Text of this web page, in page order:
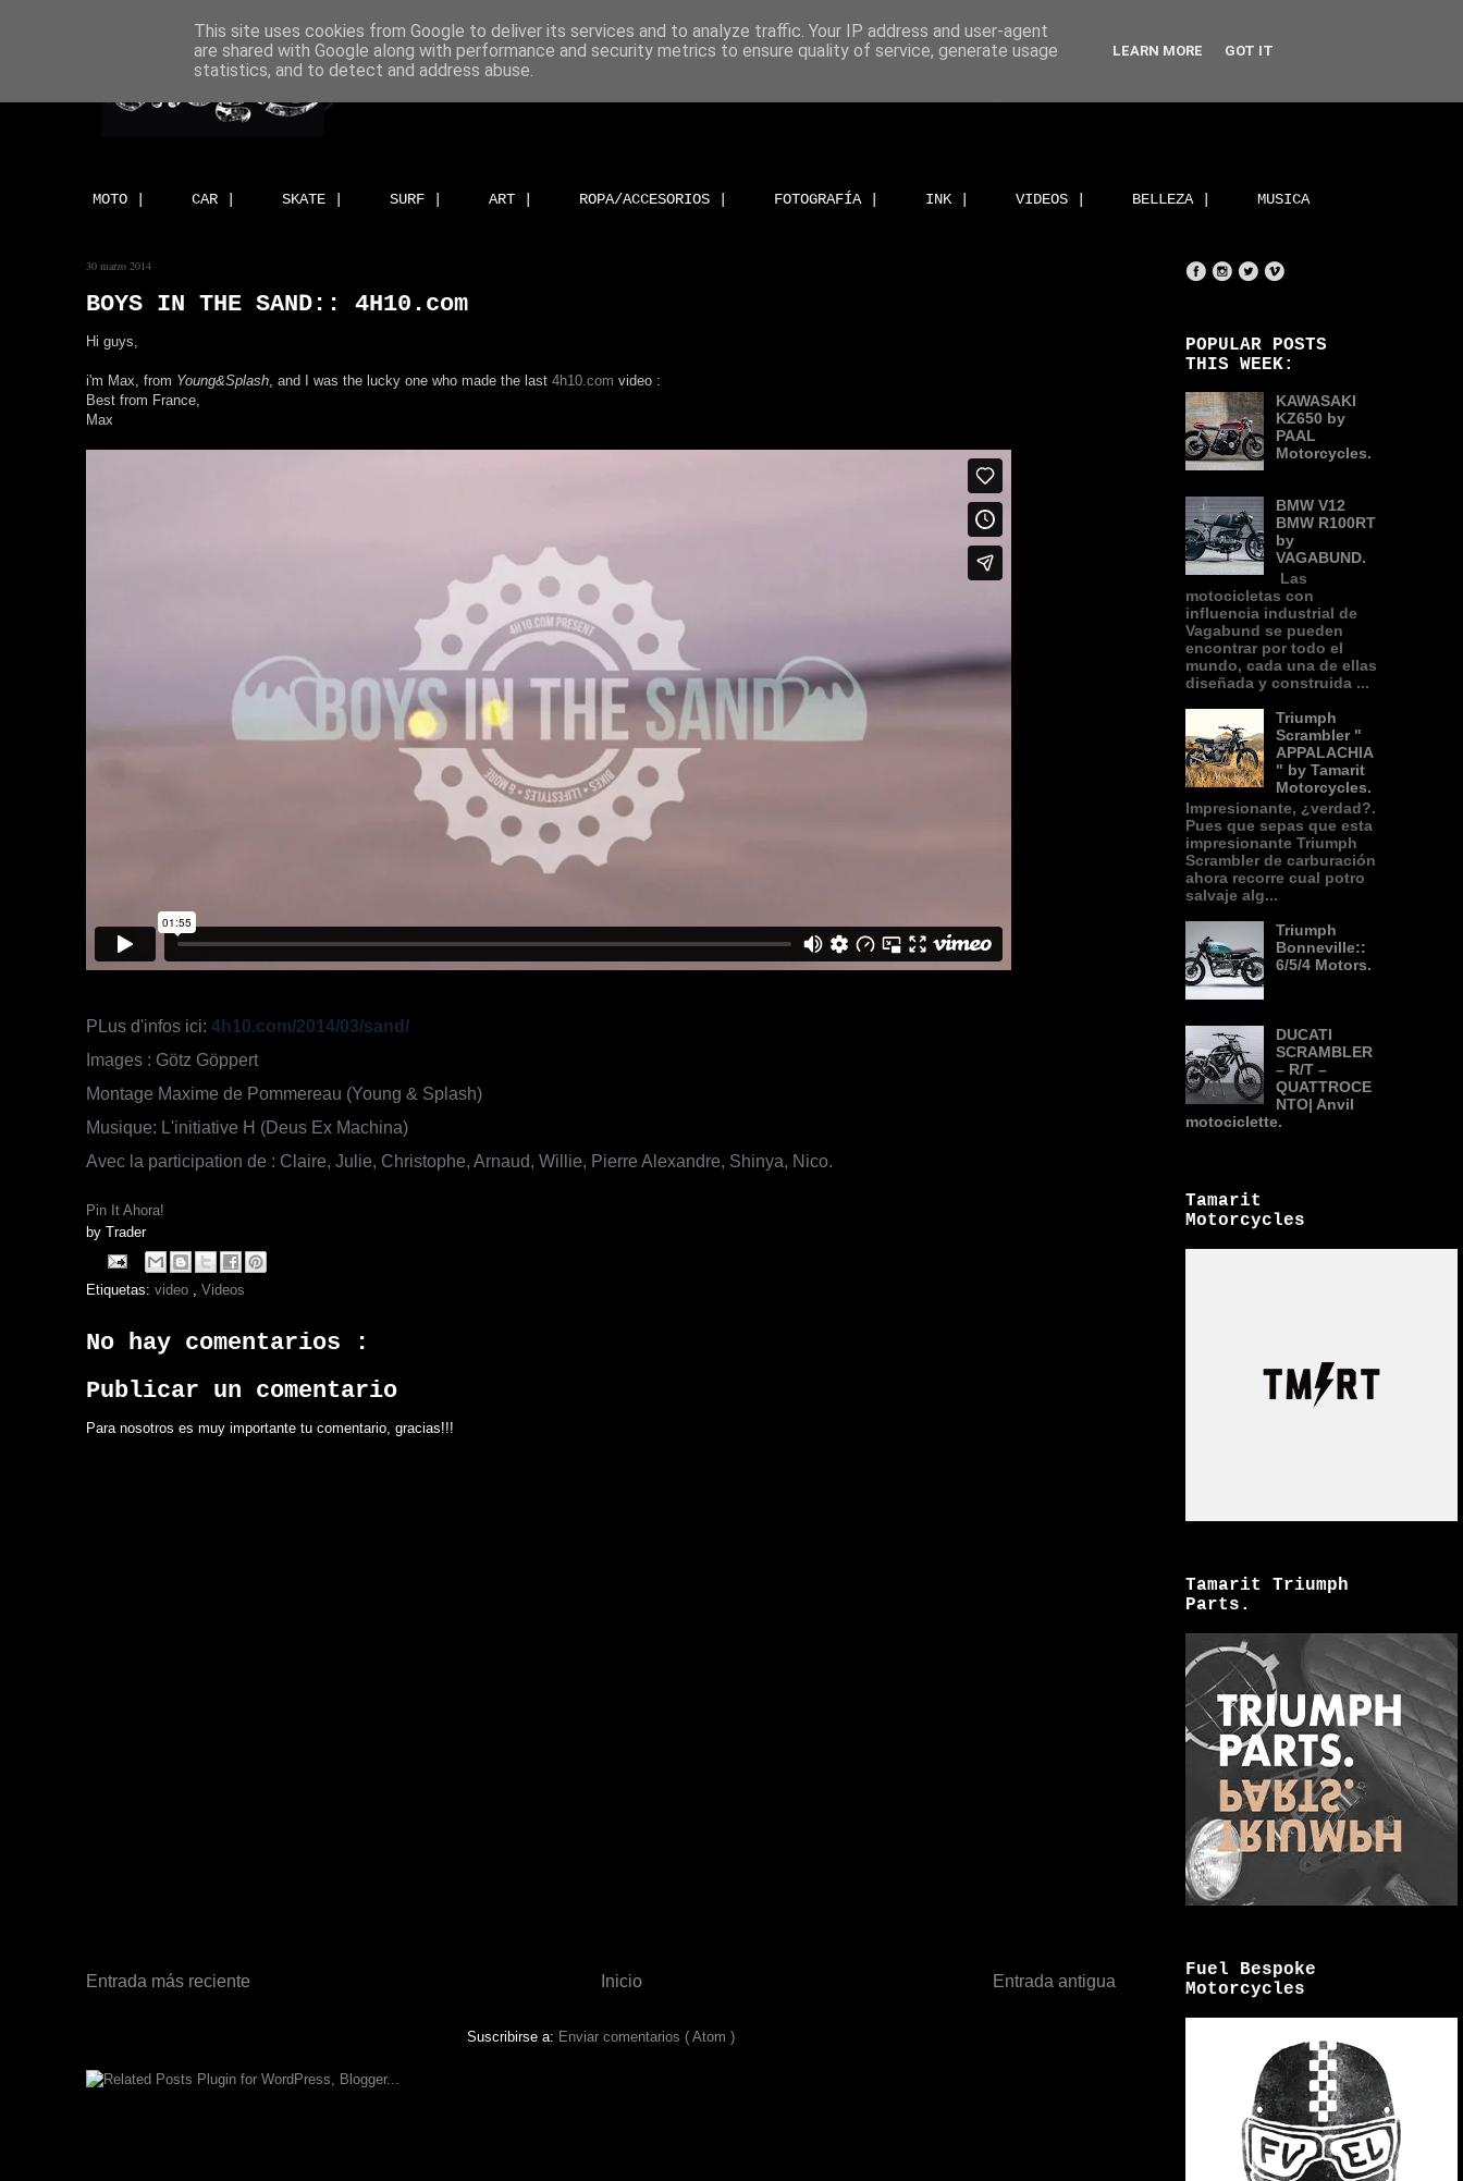
MOTO | CAR | SKATE | SURF | ART | ROPA/ACCESORIOS | FOTOGRAFÍA | INK | VIDEOS | BELLEZA | MUSICA
30 marzo 2014
BOYS IN THE SAND:: 4H10.com
Hi guys,
i'm Max, from Young&Splash , and I was the lucky one who made the last 4h10.com video :
Best from France,
Max
PLus d'infos ici: 4h10.com/2014/03/sand/
Images : Götz Göppert
Montage Maxime de Pommereau (Young & Splash)
Musique: L'initiative H (Deus Ex Machina)
Avec la participation de : Claire, Julie, Christophe, Arnaud, Willie, Pierre Alexandre, Shinya, Nico.
Pin It Ahora!
by Trader
Etiquetas: video Videos
No hay comentarios :
Publicar un comentario
Para nosotros es muy importante tu comentario, gracias!!!
Entrada más reciente Entrada antigua
Inicio
Suscribirse a: Enviar comentarios ( Atom )
POPULAR POSTS
THIS WEEK:
KAWASAKI
KZ650 by
PAAL
Motorcycles.
BMW V12
BMW R100RT
by
VAGABUND.
Las
motocicletas con
influencia industrial de
Vagabund se pueden
encontrar por todo el
mundo, cada una de ellas
diseñada y construida ...
Triumph
Scrambler "
APPALACHIA
" by Tamarit
Motorcycles.
Impresionante, ¿verdad?.
Pues que sepas que esta
impresionante Triumph
Scrambler de carburación
ahora recorre cual potro
salvaje alg...
Triumph
Bonneville::
6/5/4 Motors.
DUCATI
SCRAMBLER
– R/T –
QUATTROCE
NTO| Anvil
motociclette.
Tamarit
Motorcycles
Tamarit Triumph
Parts.
Fuel Bespoke
Motorcycles
This site uses cookies from Google to deliver its services and to analyze traffic. Your IP address and user-agent
are shared with Google along with performance and security metrics to ensure quality of service, generate usage
statistics, and to detect and address abuse.
LEARN MORE GOT IT